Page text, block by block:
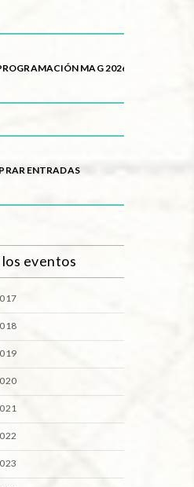
MAG 2026
ENTRADAS
los eventos